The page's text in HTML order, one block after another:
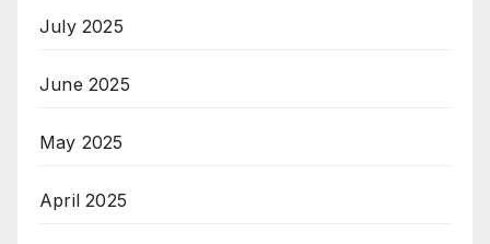
July 2025
June 2025
May 2025
April 2025